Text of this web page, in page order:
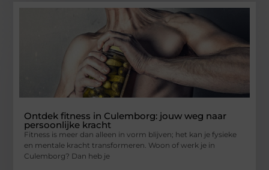
Ontdek fitness in Culemborg: jouw weg naar
persoonlijke kracht
Fitness is meer dan alleen in vorm blijven; het kan je fysieke
en mentale kracht transformeren. Woon of werk je in
Culemborg? Dan heb je